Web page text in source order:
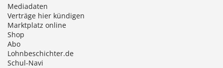
Mediadaten
Verträge hier kündigen
Marktplatz online
Shop
Abo
Lohnbeschichter.de
Schul-Navi